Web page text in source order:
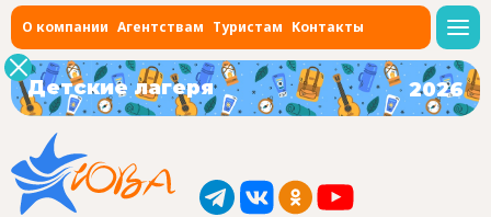
О компании Агентствам Туристам Контакты
Детские лагеря 2026